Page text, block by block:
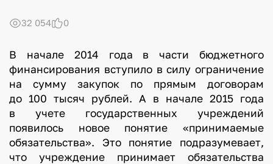
32 054 0
В начале 2014 года в части бюджетного
финансирования вступило в силу ограничение
на сумму закупок по прямым договорам
до 100 тысяч рублей. А в начале 2015 года
в учете государственных учреждений
появилось новое понятие «принимаемые
обязательства». Это понятие подразумевает,
что учреждение принимает обязательства